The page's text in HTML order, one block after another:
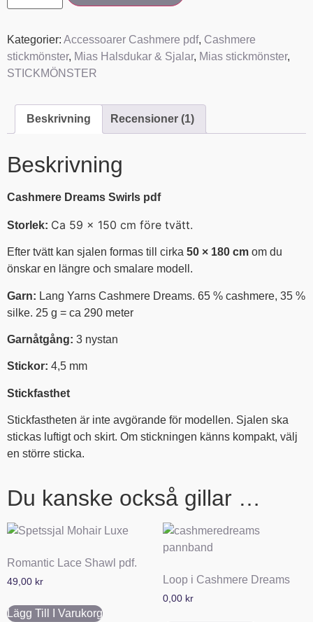
Kategorier: Accessoarer Cashmere pdf, Cashmere
stickmönster, Mias Halsdukar & Sjalar, Mias stickmönster,
STICKMÖNSTER
Beskrivning Recensioner (1)
Beskrivning
Cashmere Dreams Swirls pdf
Storlek: Ca 59 × 150 cm före tvätt.
Efter tvätt kan sjalen formas till cirka 50 × 180 cm om du
önskar en längre och smalare modell.
Garn: Lang Yarns Cashmere Dreams. 65 % cashmere, 35 %
silke. 25 g = ca 290 meter
Garnåtgång: 3 nystan
Stickor: 4,5 mm
Stickfasthet
Stickfastheten är inte avgörande för modellen. Sjalen ska
stickas luftigt och skirt. Om stickningen känns kompakt, välj
en större sticka.
Du kanske också gillar …
Romantic Lace Shawl pdf.
49,00 kr
Lägg Till I Varukorg
Loop i Cashmere Dreams
0,00 kr